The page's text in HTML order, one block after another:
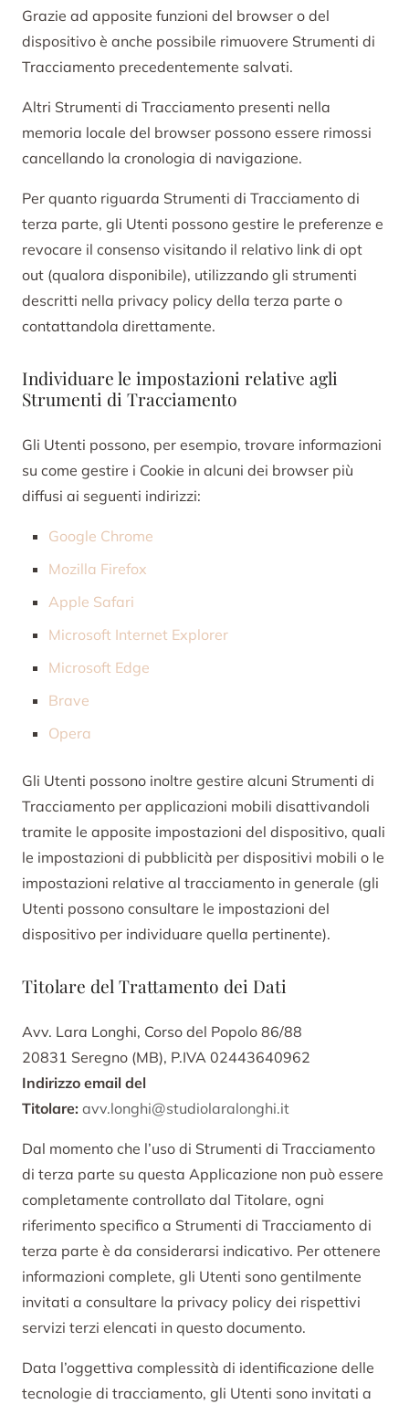
Grazie ad apposite funzioni del browser o del
dispositivo è anche possibile rimuovere Strumenti di
Tracciamento precedentemente salvati.
Altri Strumenti di Tracciamento presenti nella
memoria locale del browser possono essere rimossi
cancellando la cronologia di navigazione.
Per quanto riguarda Strumenti di Tracciamento di
terza parte, gli Utenti possono gestire le preferenze e
revocare il consenso visitando il relativo link di opt
out (qualora disponibile), utilizzando gli strumenti
descritti nella privacy policy della terza parte o
contattandola direttamente.
Individuare le impostazioni relative agli
Strumenti di Tracciamento
Gli Utenti possono, per esempio, trovare informazioni
su come gestire i Cookie in alcuni dei browser più
diffusi ai seguenti indirizzi:
Google Chrome
Mozilla Firefox
Apple Safari
Microsoft Internet Explorer
Microsoft Edge
Brave
Opera
Gli Utenti possono inoltre gestire alcuni Strumenti di
Tracciamento per applicazioni mobili disattivandoli
tramite le apposite impostazioni del dispositivo, quali
le impostazioni di pubblicità per dispositivi mobili o le
impostazioni relative al tracciamento in generale (gli
Utenti possono consultare le impostazioni del
dispositivo per individuare quella pertinente).
Titolare del Trattamento dei Dati
Avv. Lara Longhi, Corso del Popolo 86/88
20831 Seregno (MB), P.IVA 02443640962
Indirizzo email del
Titolare: avv.longhi@studiolaralonghi.it
Dal momento che l’uso di Strumenti di Tracciamento
di terza parte su questa Applicazione non può essere
completamente controllato dal Titolare, ogni
riferimento specifico a Strumenti di Tracciamento di
terza parte è da considerarsi indicativo. Per ottenere
informazioni complete, gli Utenti sono gentilmente
invitati a consultare la privacy policy dei rispettivi
servizi terzi elencati in questo documento.
Data l’oggettiva complessità di identificazione delle
tecnologie di tracciamento, gli Utenti sono invitati a